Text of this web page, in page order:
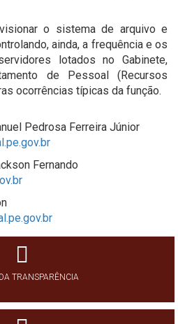
o sistema de arquivo e
ainda, a frequência e os
lotados no Gabinete,
de Pessoal (Recursos
ocorrências típicas da função.
Pedrosa Ferreira Júnior
Fernando
TRANSPARÊNCIA